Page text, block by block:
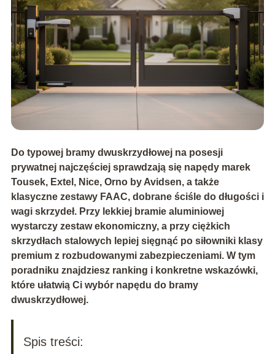
Do typowej bramy dwuskrzydłowej na posesji
prywatnej najczęściej sprawdzają się napędy marek
Tousek, Extel , Nice, Orno by Avidsen, a także
klasyczne zestawy FAAC, dobrane ściśle do długości i
wagi skrzydeł. Przy lekkiej bramie aluminiowej
wystarczy zestaw ekonomiczny, a przy ciężkich
skrzydłach stalowych lepiej sięgnąć po siłowniki klasy
premium z rozbudowanymi zabezpieczeniami. W tym
poradniku znajdziesz ranking i konkretne wskazówki,
które ułatwią Ci wybór napędu do bramy
dwuskrzydłowej.
Spis treści: